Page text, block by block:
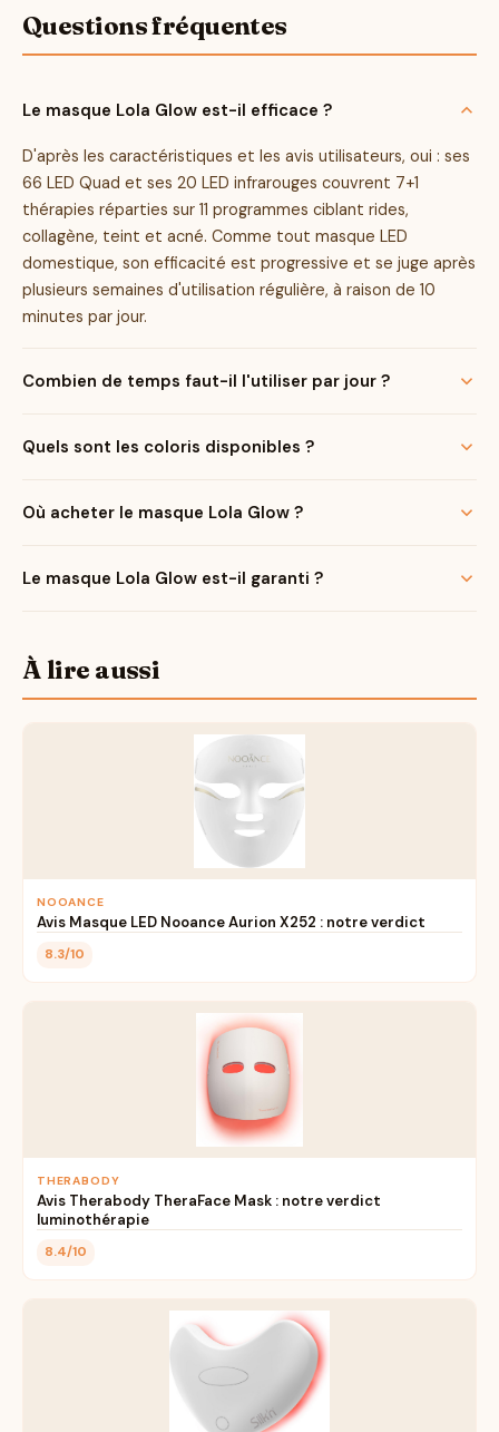
Questions fréquentes
Le masque Lola Glow est-il efficace ?
D'après les caractéristiques et les avis utilisateurs, oui : ses
66 LED Quad et ses 20 LED infrarouges couvrent 7+1
thérapies réparties sur 11 programmes ciblant rides,
collagène, teint et acné. Comme tout masque LED
domestique, son efficacité est progressive et se juge après
plusieurs semaines d'utilisation régulière, à raison de 10
minutes par jour.
Combien de temps faut-il l'utiliser par jour ?
Quels sont les coloris disponibles ?
Où acheter le masque Lola Glow ?
Le masque Lola Glow est-il garanti ?
À lire aussi
NOOANCE
Avis Masque LED Nooance Aurion X252 : notre verdict
8.3/10
THERABODY
Avis Therabody TheraFace Mask : notre verdict
luminothérapie
8.4/10